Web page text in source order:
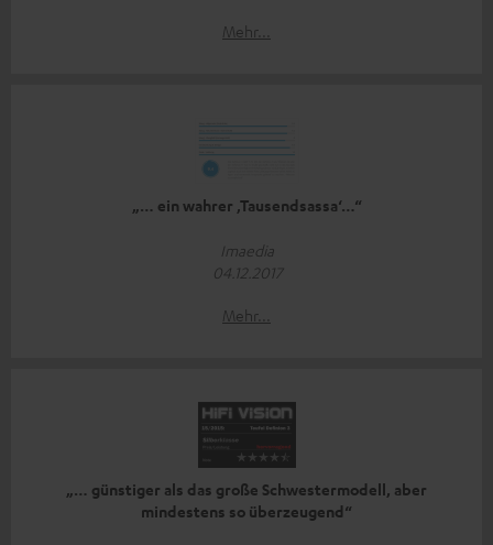
Mehr...
„… ein wahrer ‚Tausendsassa‘…“
Imaedia
04.12.2017
Mehr...
„… günstiger als das große Schwestermodell, aber
mindestens so überzeugend“